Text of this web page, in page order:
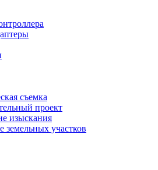
съемка
проект
изыскания
земельных участков